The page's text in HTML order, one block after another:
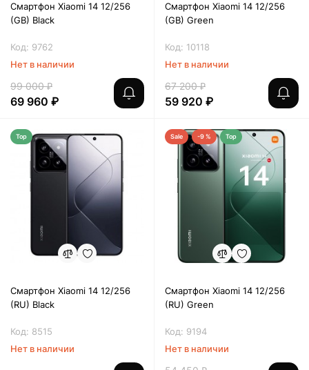
Смартфон Xiaomi 14 12/256
(GB) Black
Код: 9762
Нет в наличии
99 000 ₽
69 960 ₽
Смартфон Xiaomi 14 12/256
(GB) Green
Код: 10118
Нет в наличии
67 200 ₽
59 920 ₽
Top
Смартфон Xiaomi 14 12/256
(RU) Black
Код: 8515
Нет в наличии
Sale -9 % Top
Смартфон Xiaomi 14 12/256
(RU) Green
Код: 9194
Нет в наличии